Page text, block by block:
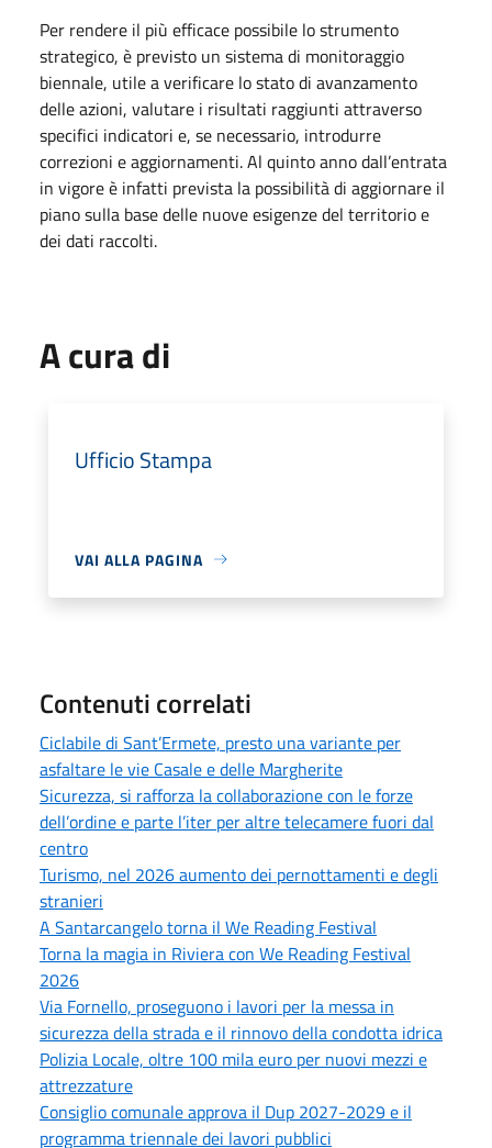
Per rendere il più efficace possibile lo strumento
strategico, è previsto un sistema di monitoraggio
biennale, utile a verificare lo stato di avanzamento
delle azioni, valutare i risultati raggiunti attraverso
specifici indicatori e, se necessario, introdurre
correzioni e aggiornamenti. Al quinto anno dall’entrata
in vigore è infatti prevista la possibilità di aggiornare il
piano sulla base delle nuove esigenze del territorio e
dei dati raccolti.
A cura di
Ufficio Stampa
VAI ALLA PAGINA
Contenuti correlati
Ciclabile di Sant’Ermete, presto una variante per
asfaltare le vie Casale e delle Margherite
Sicurezza, si rafforza la collaborazione con le forze
dell’ordine e parte l’iter per altre telecamere fuori dal
centro
Turismo, nel 2026 aumento dei pernottamenti e degli
stranieri
A Santarcangelo torna il We Reading Festival
Torna la magia in Riviera con We Reading Festival
2026
Via Fornello, proseguono i lavori per la messa in
sicurezza della strada e il rinnovo della condotta idrica
Polizia Locale, oltre 100 mila euro per nuovi mezzi e
attrezzature
Consiglio comunale approva il Dup 2027-2029 e il
programma triennale dei lavori pubblici